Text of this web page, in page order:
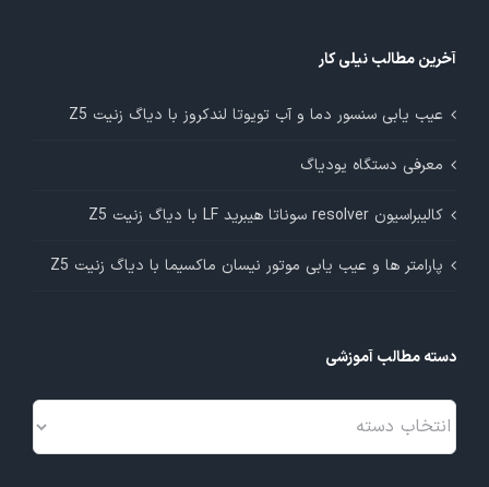
آخرین مطالب نیلی کار
عیب یابی سنسور دما و آب تویوتا لندکروز با دیاگ زنیت Z5
معرفی دستگاه یودیاگ
کالیبراسیون resolver سوناتا هیبرید LF با دیاگ زنیت Z5
پارامتر ها و عیب یابی موتور نیسان ماکسیما با دیاگ زنیت Z5
دسته مطالب آموزشی
دسته